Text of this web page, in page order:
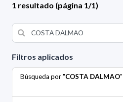
Filtros aplicados
Búsqueda por "COSTA DALMAO"
1 resultado (página 1/1)